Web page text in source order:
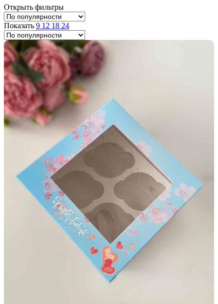
Открыть фильтры
Показать 9 12 18 24